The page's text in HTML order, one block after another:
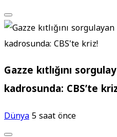
Gazze kıtlığını
kadrosunda: CBS’te
Dünya5 saat önce